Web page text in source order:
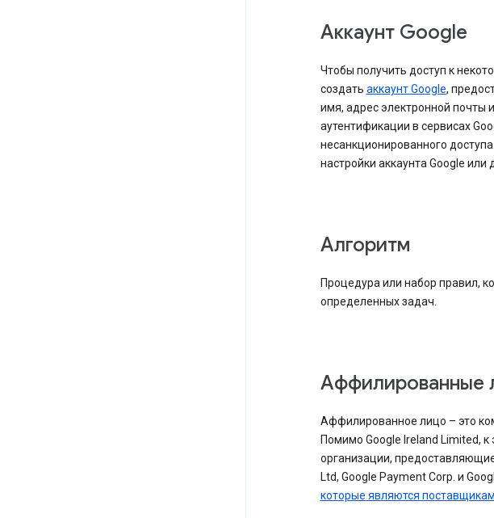
Аккаунт Google
Чтобы получить доступ к
создать аккаунт Google,
имя, адрес электронной почты
аутентификации в сервисах
несанкционированного
настройки аккаунта Google или
Алгоритм
Процедура или набор правил,
определенных задач.
Аффилированные
Аффилированное лицо – это
Помимо Google Ireland Limited, к
организации,
Ltd, Google Payment Corp. и
которые являются